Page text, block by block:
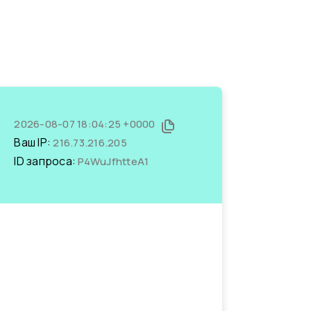
2026-08-07 18:04:25 +0000
Ваш IP:216.73.216.205
ID запроса:P4WuJfhtteA1